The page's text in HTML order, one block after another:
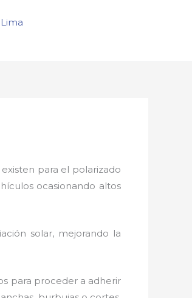
para el polarizado
ocasionando altos
solar, mejorando la
para proceder a adherir